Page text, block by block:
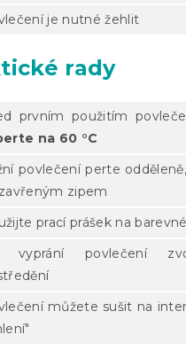
je nutné žehlit
rady
prvním použitím
na 60 °C
povlečení perte
zipem
prací prášek na
vyprání povlečení
můžete sušit na